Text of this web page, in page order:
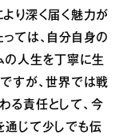
り深く届く魅力が
ては、自分自身の
の人生を丁寧に生
すが、世界では戦
る責任として、今
通じて少しでも伝